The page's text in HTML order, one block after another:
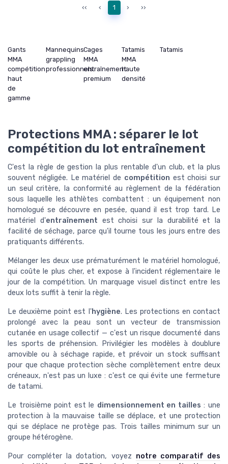
‹‹ ‹ 1 › ››
Gants
MMA
compétition
haut
de
gamme
Mannequins
grappling
professionnels
Cages
MMA
entraînement
premium
Tatamis
MMA
haute
densité
Tatamis
Protections MMA : séparer le lot
compétition du lot entraînement
C'est la règle de gestion la plus rentable d'un club, et la plus
souvent négligée. Le matériel de compétition est choisi sur
un seul critère, la conformité au règlement de la fédération
sous laquelle les athlètes combattent : un équipement non
homologué se découvre en pesée, quand il est trop tard. Le
matériel d'entraînement est choisi sur la durabilité et la
facilité de séchage, parce qu'il tourne tous les jours entre des
pratiquants différents.
Mélanger les deux use prématurément le matériel homologué,
qui coûte le plus cher, et expose à l'incident réglementaire le
jour de la compétition. Un marquage visuel distinct entre les
deux lots suffit à tenir la règle.
Le deuxième point est l'hygiène. Les protections en contact
prolongé avec la peau sont un vecteur de transmission
cutanée en usage collectif — c'est un risque documenté dans
les sports de préhension. Privilégier les modèles à doublure
amovible ou à séchage rapide, et prévoir un stock suffisant
pour que chaque protection sèche complètement entre deux
créneaux, n'est pas un luxe : c'est ce qui évite une fermeture
de tatami.
Le troisième point est le dimensionnement en tailles : une
protection à la mauvaise taille se déplace, et une protection
qui se déplace ne protège pas. Trois tailles minimum sur un
groupe hétérogène.
Pour compléter la dotation, voyez notre comparatif des